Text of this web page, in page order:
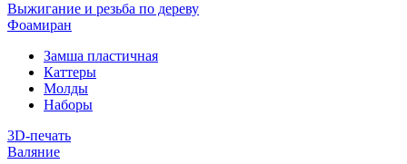
Выжигание и резьба по дереву
Фоамиран
Замша пластичная
Каттеры
Молды
Наборы
3D-печать
Валяние